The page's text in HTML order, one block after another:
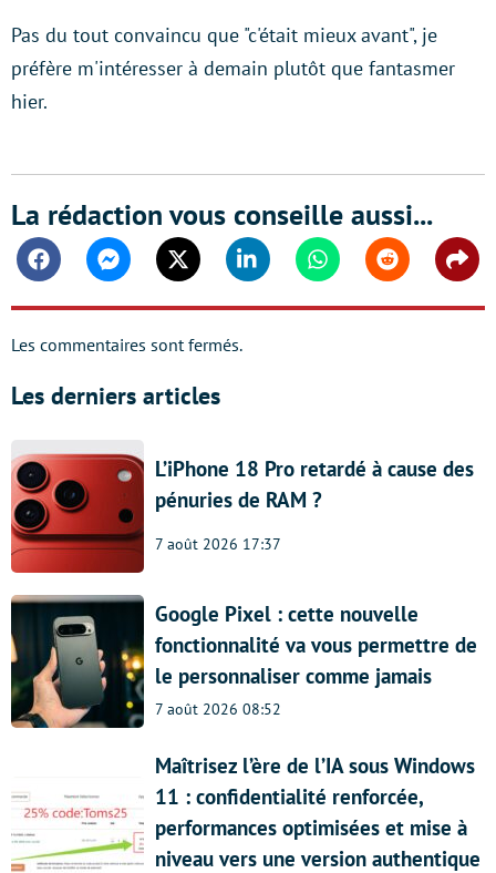
Pas du tout convaincu que "c'était mieux avant", je
préfère m'intéresser à demain plutôt que fantasmer
hier.
La rédaction vous conseille aussi...
FacebookMessengerTwitter Linkedin WhatsappReddit
Les commentaires sont fermés.
Les derniers articles
L’iPhone 18 Pro retardé à cause des
pénuries de RAM ?
7 août 2026 17:37
Google Pixel : cette nouvelle
fonctionnalité va vous permettre de
le personnaliser comme jamais
7 août 2026 08:52
Maîtrisez l’ère de l’IA sous Windows
11 : confidentialité renforcée,
performances optimisées et mise à
niveau vers une version authentique